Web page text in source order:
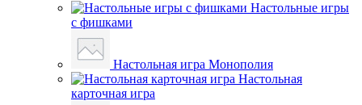
Настольные игры
с фишками
Настольная игра Монополия
Настольная
карточная игра